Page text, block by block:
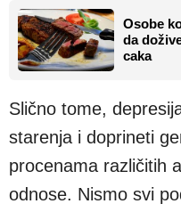
Osobe
da
caka
Slično tome,
starenja i doprineti
procenama različitih
odnose. Nismo svi